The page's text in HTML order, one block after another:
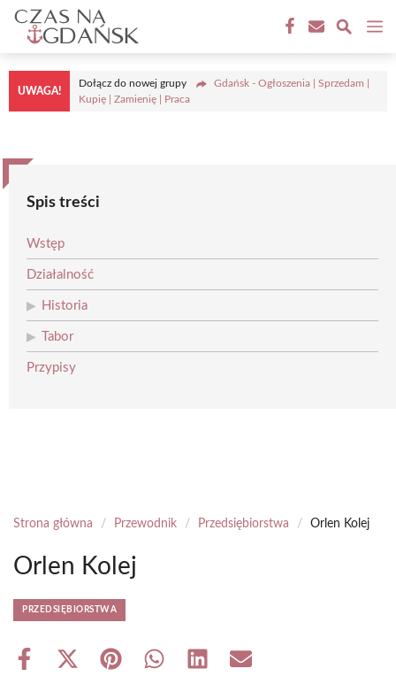
Przejdź
treści
UWAGA!
Dołącz do nowej grupy
Gdańsk - Ogłoszenia | Sprzedam |
Kupię | Zamienię | Praca
Spis treści
Wstęp
Działalność
Historia
Tabor
Przypisy
Strona główna / Przewodnik / Przedsiębiorstwa / Orlen Kolej
Orlen Kolej
PRZEDSIĘBIORSTWA
Share
Share Share Share Share Share